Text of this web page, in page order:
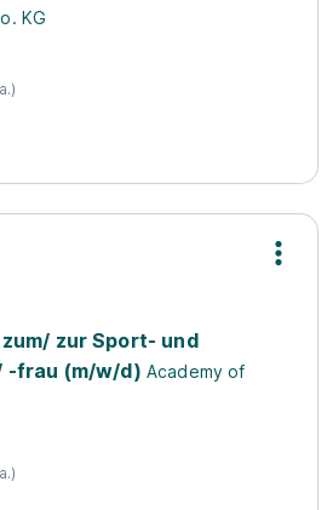
KG
zur Sport- und
-frau (m/w/d) Academy of